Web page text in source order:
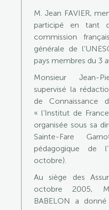
M. Jean FAVIER,
participé en tant
commission
générale de
pays membres du 3
Monsieur Jean-
supervisé la
de Connaissance
« l’Institut de
organisée sous sa
Sainte-Fare
pédagogique de
octobre).
Au siège des
octobre 2005,
BABELON a